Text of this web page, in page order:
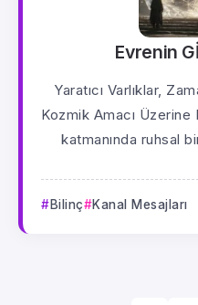
Evrenin
Yaratıcı Varlıklar,
Kozmik Amacı
katmanında ruhsal
Bilinç Kanal Mesajları